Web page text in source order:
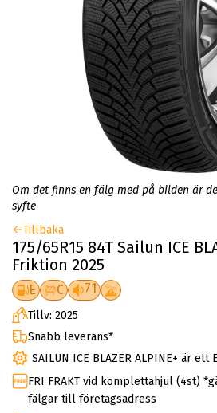
Om det finns en fälg med på bilden är
syfte
Tillbaka
175/65R15 84T Sailun ICE
Friktion 2025
E C 71
Tillv: 2025
Snabb leverans*
SAILUN ICE BLAZER ALPINE+ är
FRI FRAKT vid komplettahjul (4st)
fälgar till företagsadress